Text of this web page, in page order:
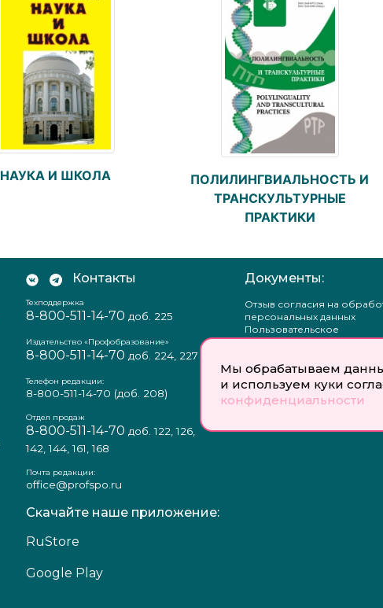
Мы обрабатываем
и используем куки
конфиденциальности
НАУКА И ШКОЛА
ПОЛИЛИНГВИАЛЬНОСТЬ И
ТРАНСКУЛЬТУРНЫЕ
ПРАКТИКИ
Контакты
Техподдержка
8-800-511-14-70 доб. 225
Издательство «Профобразование»
8-800-511-14-70 доб. 224, 227
Телефон редакции:
8-800-511-14-70 (доб. 208)
Отдел продаж
8-800-511-14-70 доб. 122, 126,
142, 144, 161, 168
Почта редакции:
office@profspo.ru
Скачайте наше приложение:
RuStore
Google Play
Документы:
Отзыв согласия на
персональных данных
Пользовательское
соглашение
конфиденциальности
Положение о защите
персональных данных
Согласие на обработку